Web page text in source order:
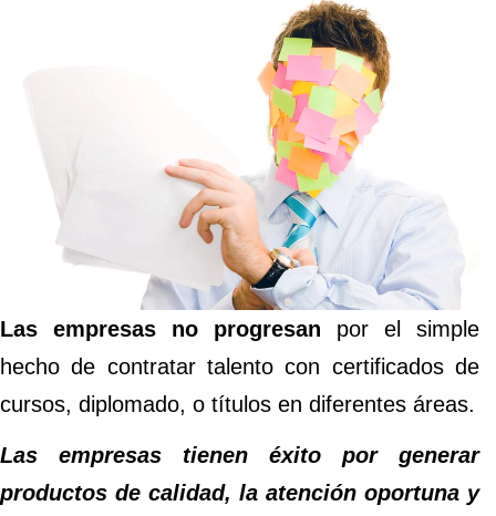
Las empresas no progresan por el simple
hecho de contratar talento con certificados de
cursos, diplomado, o títulos en diferentes áreas.
Las empresas tienen éxito por generar
productos de calidad, la atención oportuna y